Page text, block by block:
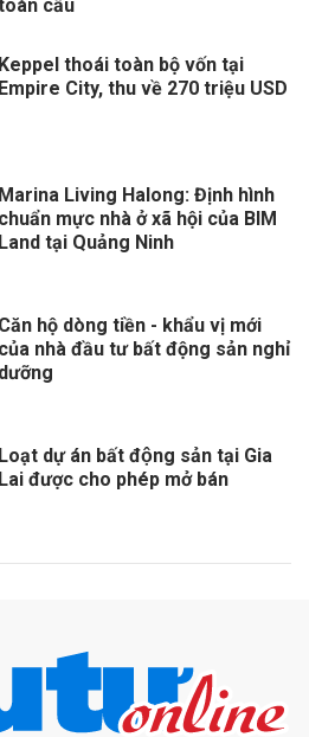
cầu
Keppel thoái toàn bộ vốn tại
Empire City, thu về 270 triệu USD
Marina Living Halong: Định hình
chuẩn mực nhà ở xã hội của BIM
Land tại Quảng Ninh
Căn hộ dòng tiền - khẩu vị mới
của nhà đầu tư bất động sản nghỉ
dưỡng
Loạt dự án bất động sản tại Gia
Lai được cho phép mở bán